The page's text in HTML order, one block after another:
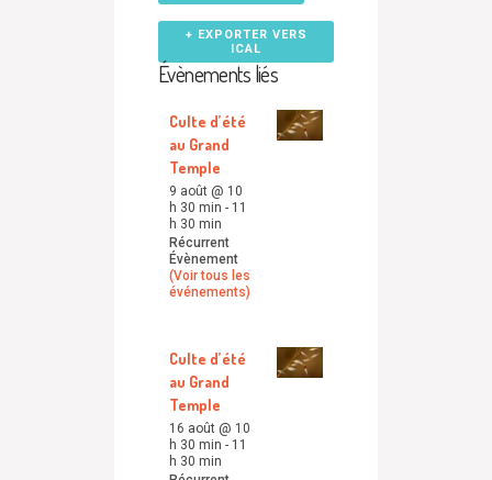
+ EXPORTER VERS
ICAL
Évènements liés
Culte d’été
au Grand
Temple
9 août @ 10
h 30 min - 11
h 30 min
Récurrent
Évènement
(Voir tous les
événements)
Culte d’été
au Grand
Temple
16 août @ 10
h 30 min - 11
h 30 min